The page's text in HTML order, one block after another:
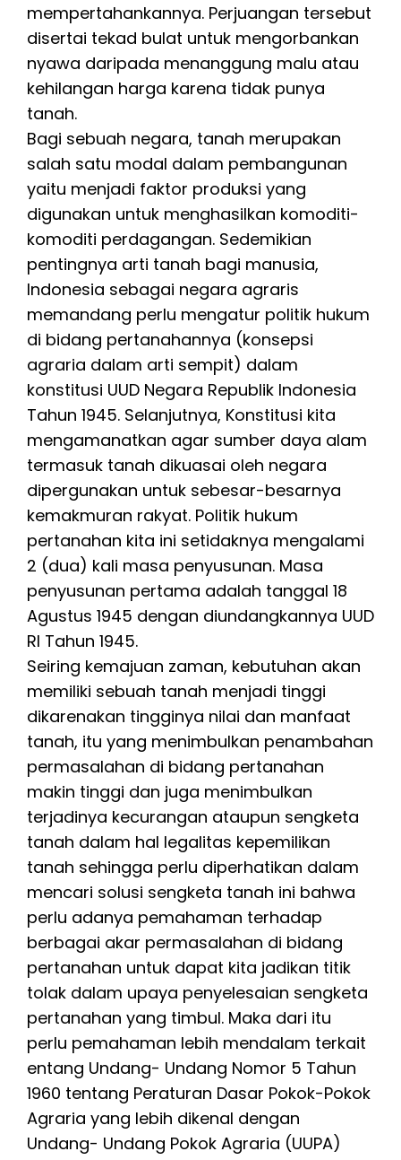
mempertahankannya. Perjuangan tersebut
disertai tekad bulat untuk mengorbankan
nyawa daripada menanggung malu atau
kehilangan harga karena tidak punya
tanah.
Bagi sebuah negara, tanah merupakan
salah satu modal dalam pembangunan
yaitu menjadi faktor produksi yang
digunakan untuk menghasilkan komoditi-
komoditi perdagangan. Sedemikian
pentingnya arti tanah bagi manusia,
Indonesia sebagai negara agraris
memandang perlu mengatur politik hukum
di bidang pertanahannya (konsepsi
agraria dalam arti sempit) dalam
konstitusi UUD Negara Republik Indonesia
Tahun 1945. Selanjutnya, Konstitusi kita
mengamanatkan agar sumber daya alam
termasuk tanah dikuasai oleh negara
dipergunakan untuk sebesar-besarnya
kemakmuran rakyat. Politik hukum
pertanahan kita ini setidaknya mengalami
2 (dua) kali masa penyusunan. Masa
penyusunan pertama adalah tanggal 18
Agustus 1945 dengan diundangkannya UUD
RI Tahun 1945.
Seiring kemajuan zaman, kebutuhan akan
memiliki sebuah tanah menjadi tinggi
dikarenakan tingginya nilai dan manfaat
tanah, itu yang menimbulkan penambahan
permasalahan di bidang pertanahan
makin tinggi dan juga menimbulkan
terjadinya kecurangan ataupun sengketa
tanah dalam hal legalitas kepemilikan
tanah sehingga perlu diperhatikan dalam
mencari solusi sengketa tanah ini bahwa
perlu adanya pemahaman terhadap
berbagai akar permasalahan di bidang
pertanahan untuk dapat kita jadikan titik
tolak dalam upaya penyelesaian sengketa
pertanahan yang timbul. Maka dari itu
perlu pemahaman lebih mendalam terkait
entang Undang- Undang Nomor 5 Tahun
1960 tentang Peraturan Dasar Pokok-Pokok
Agraria yang lebih dikenal dengan
Undang- Undang Pokok Agraria (UUPA)